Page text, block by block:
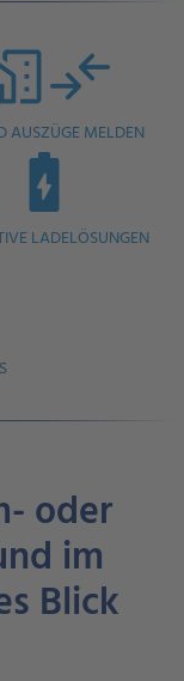
AUSZÜGE MELDEN
LADELÖSUNGEN
oder
im
Blick